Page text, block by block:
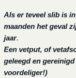
Als er teveel slib is
maanden het geval
jaar.
Een vetput, of
geleegd en
voordeliger!)